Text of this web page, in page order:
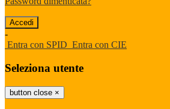
-
Entra con SPID Entra con CIE
Seleziona utente
button close ×